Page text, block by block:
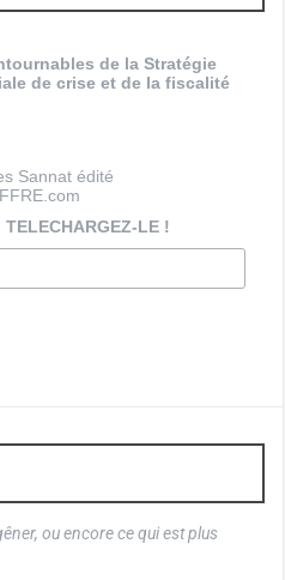
de la Stratégie
de crise et de la fiscalité
Sannat édité
TELECHARGEZ-LE !
ou encore ce qui est plus